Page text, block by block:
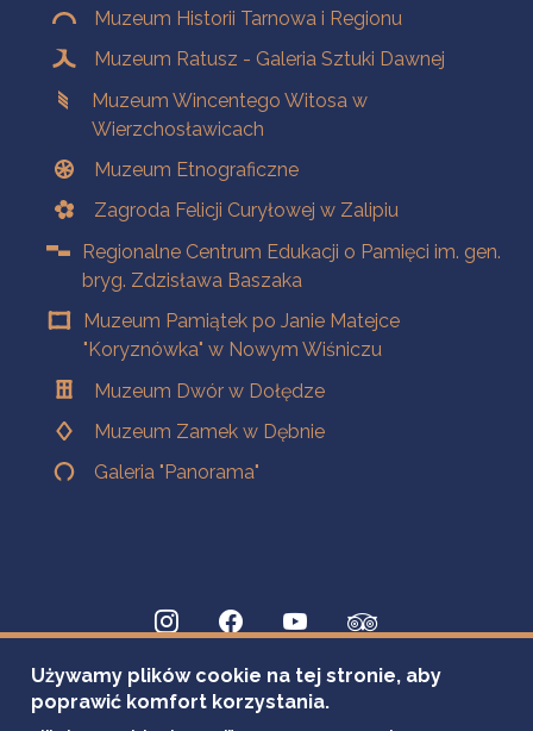
Muzeum Historii Tarnowa i Regionu
Muzeum Ratusz - Galeria Sztuki Dawnej
Muzeum Wincentego Witosa w
Wierzchosławicach
Muzeum Etnograficzne
Zagroda Felicji Curyłowej w Zalipiu
Regionalne Centrum Edukacji o Pamięci im. gen.
bryg. Zdzisława Baszaka
Muzeum Pamiątek po Janie Matejce
"Koryznówka" w Nowym Wiśniczu
Muzeum Dwór w Dołędze
Muzeum Zamek w Dębnie
Galeria "Panorama"
Używamy plików cookie na tej stronie, aby
poprawić komfort korzystania.